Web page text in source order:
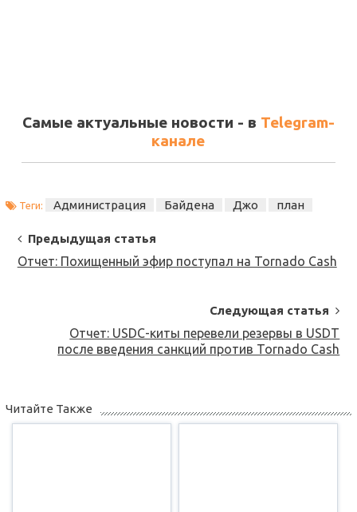
Самые актуальные новости - в Telegram-
канале
Теги: Администрация Байдена Джо план
Post
Navigation
Предыдущая статья
Отчет: Похищенный эфир поступал на Tornado Cash
Следующая статья
Отчет: USDC-киты перевели резервы в USDT
после введения санкций против Tornado Cash
Читайте Также